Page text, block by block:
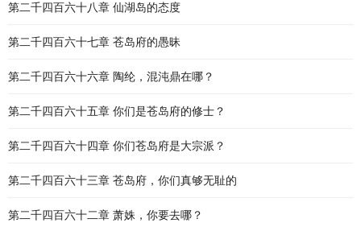
第二千四百六十八章 仙湖岛的态度
第二千四百六十七章 苍岛府的愚昧
第二千四百六十六章 陶纶，混沌鼎在哪？
第二千四百六十五章 你们是苍岛府的修士？
第二千四百六十四章 你们苍岛府是大宗派？
第二千四百六十三章 苍岛府，你们真够无耻的
第二千四百六十二章 萧姝，你要去哪？